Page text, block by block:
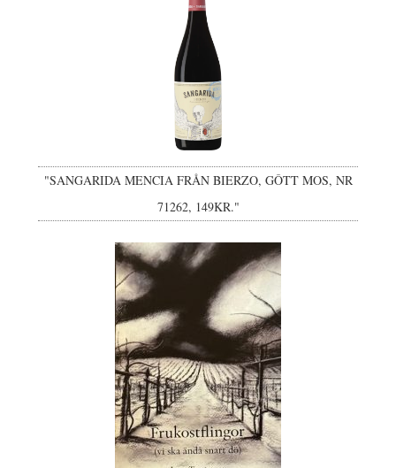
"SANGARIDA MENCIA FRÅN BIERZO, GÔTT MOS, NR
71262, 149KR."